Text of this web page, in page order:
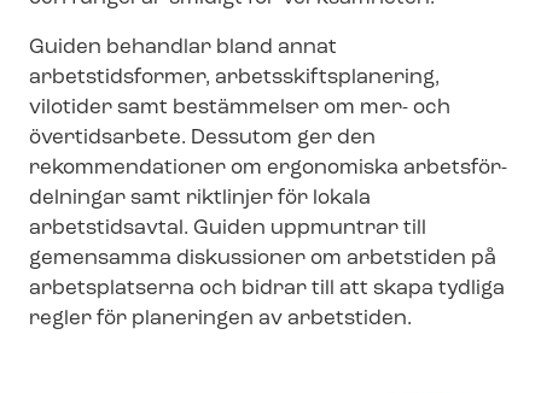
Guiden behandlar bland annat
arbetstidsformer, ar­bets­skifts­pla­ne­ring,
vilotider samt bestämmelser om mer- och
övertidsarbete. Dessutom ger den
rekommendationer om ergonomiska ar­bets­för­
del­ning­ar samt riktlinjer för lokala
arbetstidsavtal. Guiden uppmuntrar till
gemensamma diskussioner om arbetstiden på
arbetsplatserna och bidrar till att skapa tydliga
regler för planeringen av arbetstiden.